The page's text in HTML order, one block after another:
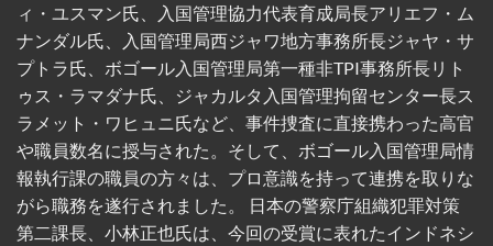
ィ・ユスマン氏、入国管理協力代表育成局長アリエフ・ム
ナンダル氏、入国管理局西ジャワ地方事務所長ジャヤ・サ
プトラ氏、ボゴール入国管理局第一種非TPI事務所長リト
ゥス・ラマダナ氏、ジャカルタ入国管理拘留センター長ス
ラメット・ワヒュニ氏など、事件捜査に直接携わった高官
や職員数名に授与された。そして、ボゴール入国管理局情
報執行課の職員の方々は、プロ意識を持って連携を取りな
がら職務を遂行されました。 日本の警察庁組織犯罪対策
第二課長、小林正也氏は、今回の受賞に表れたインドネシ